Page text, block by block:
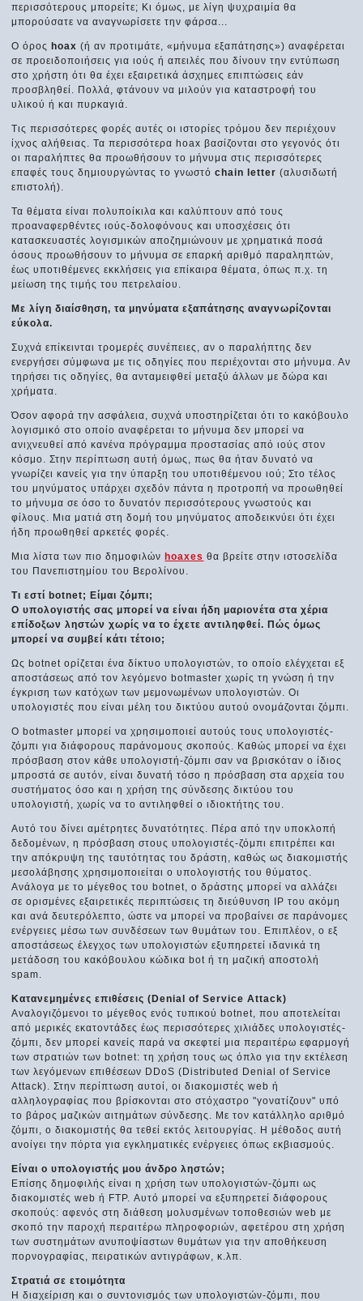
περισσότερους μπορείτε; Κι όμως, με λίγη ψυχραιμία θα
μπορούσατε να αναγνωρίσετε την φάρσα...
Ο όρος hoax (ή αν προτιμάτε, «μήνυμα εξαπάτησης») αναφέρεται
σε προειδοποιήσεις για ιούς ή απειλές που δίνουν την εντύπωση
στο χρήστη ότι θα έχει εξαιρετικά άσχημες επιπτώσεις εάν
προσβληθεί. Πολλά, φτάνουν να μιλούν για καταστροφή του
υλικού ή και πυρκαγιά.
Τις περισσότερες φορές αυτές οι ιστορίες τρόμου δεν περιέχουν
ίχνος αλήθειας. Τα περισσότερα hoax βασίζονται στο γεγονός ότι
οι παραλήπτες θα προωθήσουν το μήνυμα στις περισσότερες
επαφές τους δημιουργώντας το γνωστόchain letter(αλυσιδωτή
επιστολή).
Τα θέματα είναι πολυποίκιλα και καλύπτουν από τους
προαναφερθέντες ιούς-δολοφόνους και υποσχέσεις ότι
κατασκευαστές λογισμικών αποζημιώνουν με χρηματικά ποσά
όσους προωθήσουν το μήνυμα σε επαρκή αριθμό παραληπτών,
έως υποτιθέμενες εκκλήσεις για επίκαιρα θέματα, όπως π.χ. τη
μείωση της τιμής του πετρελαίου.
Με λίγη διαίσθηση, τα μηνύματα εξαπάτησης αναγνωρίζονται
εύκολα.
Συχνά επίκεινται τρομερές συνέπειες, αν ο παραλήπτης δεν
ενεργήσει σύμφωνα με τις οδηγίες που περιέχονται στο μήνυμα. Αν
τηρήσει τις οδηγίες, θα ανταμειφθεί μεταξύ άλλων με δώρα και
χρήματα.
Όσον αφορά την ασφάλεια, συχνά υποστηρίζεται ότι το κακόβουλο
λογισμικό στο οποίο αναφέρεται το μήνυμα δεν μπορεί να
ανιχνευθεί από κανένα πρόγραμμα προστασίας από ιούς στον
κόσμο. Στην περίπτωση αυτή όμως, πως θα ήταν δυνατό να
γνωρίζει κανείς για την ύπαρξη του υποτιθέμενου ιού; Στο τέλος
του μηνύματος υπάρχει σχεδόν πάντα η προτροπή να προωθηθεί
το μήνυμα σε όσο το δυνατόν περισσότερους γνωστούς και
φίλους. Μια ματιά στη δομή του μηνύματος αποδεικνύει ότι έχει
ήδη προωθηθεί αρκετές φορές.
Μια λίστα των πιο δημοφιλών hoaxes θα βρείτε στην ιστοσελίδα
του Πανεπιστημίου του Βερολίνου.
Τι εστί botnet; Είμαι ζόμπι;
Ο υπολογιστής σας μπορεί να είναι ήδη μαριονέτα στα χέρια
επίδοξων ληστών χωρίς να το έχετε αντιληφθεί. Πώς όμως
μπορεί να συμβεί κάτι τέτοιο;
Ως botnet ορίζεται ένα δίκτυο υπολογιστών, το οποίο ελέγχεται εξ
αποστάσεως από τον λεγόμενο botmaster χωρίς τη γνώση ή την
έγκριση των κατόχων των μεμονωμένων υπολογιστών. Οι
υπολογιστές που είναι μέλη του δικτύου αυτού ονομάζονται ζόμπι.
Ο botmaster μπορεί να χρησιμοποιεί αυτούς τους υπολογιστές-
ζόμπι για διάφορους παράνομους σκοπούς. Καθώς μπορεί να έχει
πρόσβαση στον κάθε υπολογιστή-ζόμπι σαν να βρισκόταν ο ίδιος
μπροστά σε αυτόν, είναι δυνατή τόσο η πρόσβαση στα αρχεία του
συστήματος όσο και η χρήση της σύνδεσης δικτύου του
υπολογιστή, χωρίς να το αντιληφθεί ο ιδιοκτήτης του.
Αυτό του δίνει αμέτρητες δυνατότητες. Πέρα από την υποκλοπή
δεδομένων, η πρόσβαση στους υπολογιστές-ζόμπι επιτρέπει και
την απόκρυψη της ταυτότητας του δράστη, καθώς ως διακομιστής
μεσολάβησης χρησιμοποιείται ο υπολογιστής του θύματος.
Ανάλογα με το μέγεθος του botnet, ο δράστης μπορεί να αλλάζει
σε ορισμένες εξαιρετικές περιπτώσεις τη διεύθυνση IP του ακόμη
και ανά δευτερόλεπτο, ώστε να μπορεί να προβαίνει σε παράνομες
ενέργειες μέσω των συνδέσεων των θυμάτων του. Επιπλέον, ο εξ
αποστάσεως έλεγχος των υπολογιστών εξυπηρετεί ιδανικά τη
μετάδοση του κακόβουλου κώδικα bot ή τη μαζική αποστολή
spam.
Κατανεμημένες επιθέσεις (Denial of Service Attack)
Αναλογιζόμενοι το μέγεθος ενός τυπικού botnet, που αποτελείται
από μερικές εκατοντάδες έως περισσότερες χιλιάδες υπολογιστές-
ζόμπι, δεν μπορεί κανείς παρά να σκεφτεί μια περαιτέρω εφαρμογή
των στρατιών των botnet: τη χρήση τους ως όπλο για την εκτέλεση
των λεγόμενων επιθέσεων DDoS (Distributed Denial of Service
Attack). Στην περίπτωση αυτοί, οι διακομιστές web ή
αλληλογραφίας που βρίσκονται στο στόχαστρο "γονατίζουν" υπό
το βάρος μαζικών αιτημάτων σύνδεσης. Με τον κατάλληλο αριθμό
ζόμπι, ο διακομιστής θα τεθεί εκτός λειτουργίας. Η μέθοδος αυτή
ανοίγει την πόρτα για εγκληματικές ενέργειες όπως εκβιασμούς.
Είναι ο υπολογιστής μου άνδρο ληστών;
Επίσης δημοφιλής είναι η χρήση των υπολογιστών-ζόμπι ως
διακομιστές web ή FTP. Αυτό μπορεί να εξυπηρετεί διάφορους
σκοπούς: αφενός στη διάθεση μολυσμένων τοποθεσιών web με
σκοπό την παροχή περαιτέρω πληροφοριών, αφετέρου στη χρήση
των συστημάτων ανυποψίαστων θυμάτων για την αποθήκευση
πορνογραφίας, πειρατικών αντιγράφων, κ.λπ.
Στρατιά σε ετοιμότητα
Η διαχείριση και ο συντονισμός των υπολογιστών-ζόμπι, που